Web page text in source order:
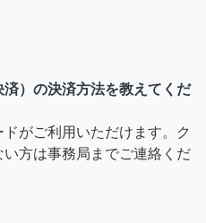
）の決済方法を教えてくだ
がご利用いただけます。ク
方は事務局までご連絡くだ